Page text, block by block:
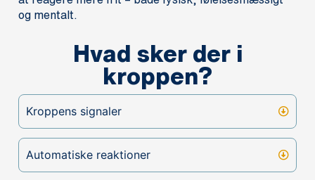
og mentalt.
Hvad sker der i
kroppen?
Kroppens signaler
Automatiske reaktioner